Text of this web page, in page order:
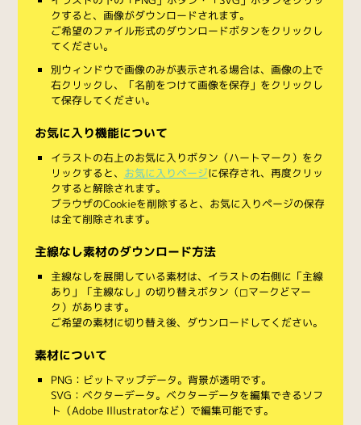
クすると、画像がダウンロードされます。
ご希望のファイル形式のダウンロードボタンをクリックし
てください。
別ウィンドウで画像のみが表示される場合は、画像の上で
右クリックし、「名前をつけて画像を保存」をクリックし
て保存してください。
お気に入り機能について
イラストの右上のお気に入りボタン（ハートマーク）をク
リックすると、 お気に入りページに保存され、再度クリッ
クすると解除されます。
ブラウザのCookieを削除すると、お気に入りページの保存
は全て削除されます。
主線なし素材のダウンロード方法
主線なしを展開している素材は、イラストの右側に「主線
あり」「主線なし」の切り替えボタン（◻︎マークと◼︎マー
ク）があります。
ご希望の素材に切り替え後、ダウンロードしてください。
素材について
PNG：ビットマップデータ。背景が透明です。
SVG：ベクターデータ。ベクターデータを編集できるソフ
ト（Adobe Illustratorなど）で編集可能です。